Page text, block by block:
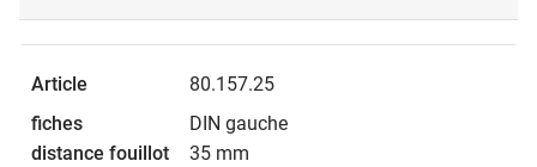
80.157.25
DIN gauche
35 mm